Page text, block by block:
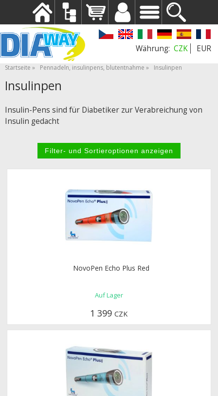
CZK EUR
Startseite Pennadeln, insulinpens, blutentnahme Insulinpen
Insulinpen
Insulin-Pens sind für Diabetiker zur Verabreichung von
Insulin gedacht
NovoPen Echo Plus Red
Auf Lager
1 399CZK